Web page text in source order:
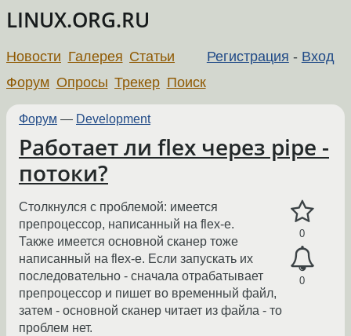
LINUX.ORG.RU
Регистрация - Вход
Новости Галерея Статьи
Форум Опросы Трекер Поиск
Форум — Development
Работает ли flex через pipe -
потоки?
0
0
Столкнулся с проблемой: имеется
препроцессор, написанный на flex-е.
Также имеется основной сканер тоже
написанный на flex-е. Если запускать их
последовательно - сначала отрабатывает
препроцессор и пишет во временный файл,
затем - основной сканер читает из файла - то
проблем нет.